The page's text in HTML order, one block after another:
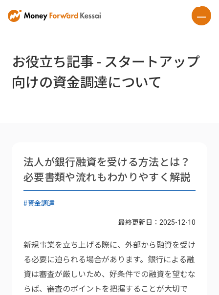
お役立ち記事 - スタートアップ
向けの資金調達について
法人が銀行融資を受ける方法とは？
必要書類や流れもわかりやすく解説
#資金調達
最終更新日： 2025-12-10
新規事業を立ち上げる際に、外部から融資を受け
る必要に迫られる場合があります。銀行による融
資は審査が厳しいため、好条件での融資を望むな
らば、審査のポイントを把握することが大切で